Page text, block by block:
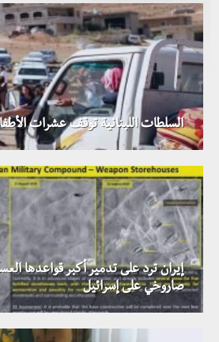
السلطات اللبنانية توقف عشرات
إيران ترد على تدمير أكبر قواعدها
صاروخي على إسرائيل